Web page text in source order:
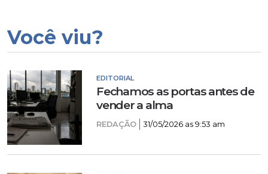
Você viu?
EDITORIAL
Fechamos as portas antes de
vender a alma
REDAÇÃO 31/05/2026 as 9:53 am